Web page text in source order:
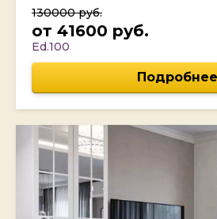
130000 руб.
от 41600 руб.
Ed.100
Подробнее